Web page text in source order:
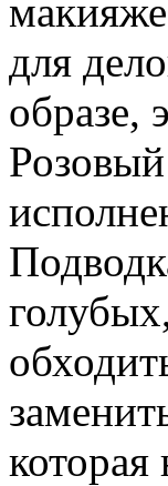
для
образе,
которая